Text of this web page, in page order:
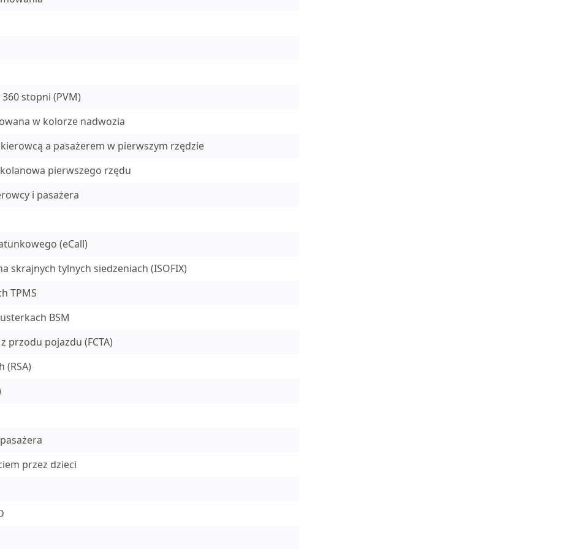
stopni (PVM)
w kolorze nadwozia
a pasażerem w pierwszym rzędzie
pierwszego rzędu
i pasażera
(eCall)
skrajnych tylnych siedzeniach (ISOFIX)
TPMS
BSM
przodu pojazdu (FCTA)
(RSA)
przez dzieci